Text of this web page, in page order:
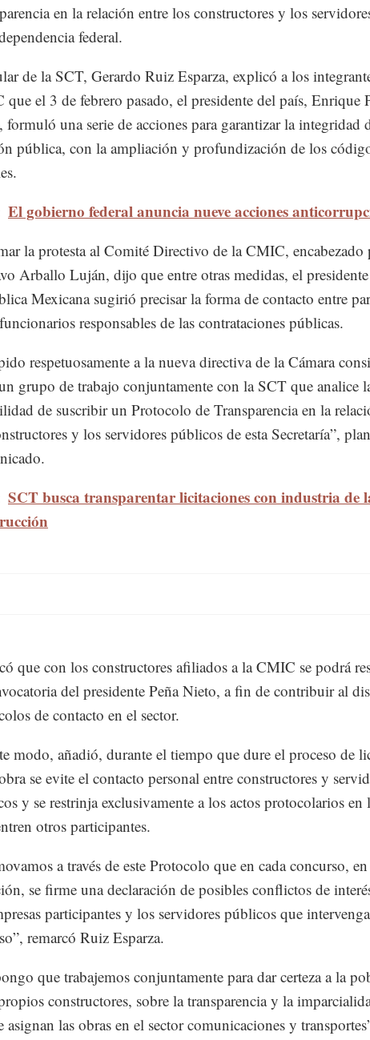
en la relación entre los constructores y los
federal.
de la SCT, Gerardo Ruiz Esparza, explicó a los
que el 3 de febrero pasado, el presidente del país, Enrique
formuló una serie de acciones para garantizar la integridad
pública, con la ampliación y profundización de los
El gobierno federal anuncia nueve acciones
la protesta al Comité Directivo de la CMIC, encabezado
Arballo Luján, dijo que entre otras medidas, el
Mexicana sugirió precisar la forma de contacto entre
responsables de las contrataciones públicas.
respetuosamente a la nueva directiva de la Cámara
grupo de trabajo conjuntamente con la SCT que analice
de suscribir un Protocolo de Transparencia en la
y los servidores públicos de esta Secretaría”,
SCT busca transparentar licitaciones con industria de
que con los constructores afiliados a la CMIC se podrá
del presidente Peña Nieto, a fin de contribuir al
de contacto en el sector.
modo, añadió, durante el tiempo que dure el proceso de
se evite el contacto personal entre constructores y
y se restrinja exclusivamente a los actos protocolarios en
otros participantes.
a través de este Protocolo que en cada concurso,
se firme una declaración de posibles conflictos de
participantes y los servidores públicos que
remarcó Ruiz Esparza.
que trabajemos conjuntamente para dar certeza a la
constructores, sobre la transparencia y la
asignan las obras en el sector comunicaciones y